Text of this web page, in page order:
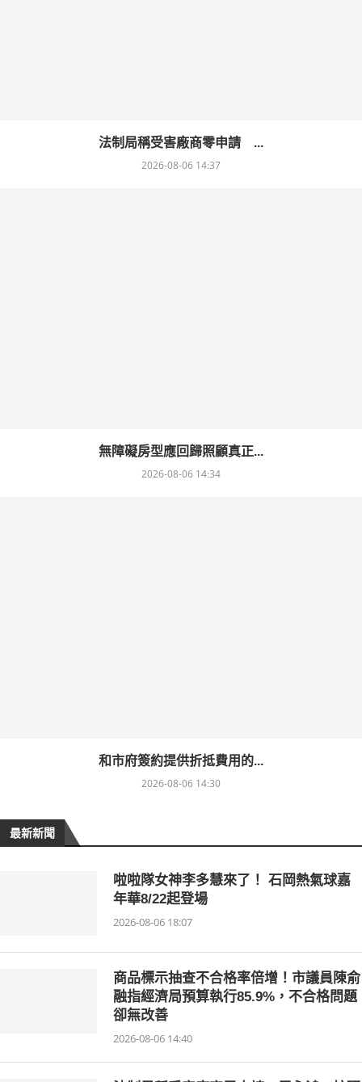
法制局稱受害廠商零申請 ...
2026-08-06 14:37
無障礙房型應回歸照顧真正...
2026-08-06 14:34
和市府簽約提供折抵費用的...
2026-08-06 14:30
最新新聞
啦啦隊女神李多慧來了！ 石岡熱氣球嘉
年華8/22起登場
2026-08-06 18:07
商品標示抽查不合格率倍增！市議員陳俞
融指經濟局預算執行85.9%，不合格問題
卻無改善
2026-08-06 14:40